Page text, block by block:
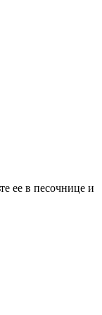
ее в песочнице и